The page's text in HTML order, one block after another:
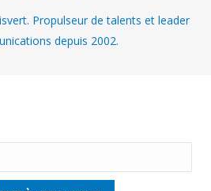
Propulseur de talents et leader
depuis 2002.